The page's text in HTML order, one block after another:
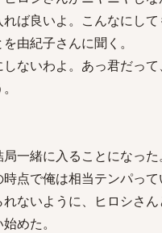
れば良いよ。こんなにし
由紀子さんに聞く。
しないわよ。あっ君だっ
一緒に入ることになった。
点で俺は相当テンパっ
れないように、ヒロシさ
めた。